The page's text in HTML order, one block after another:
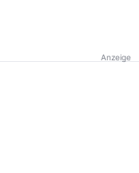
Anzeige